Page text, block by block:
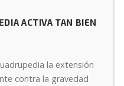
ACTIVA TAN BIEN
la extensión
contra la gravedad